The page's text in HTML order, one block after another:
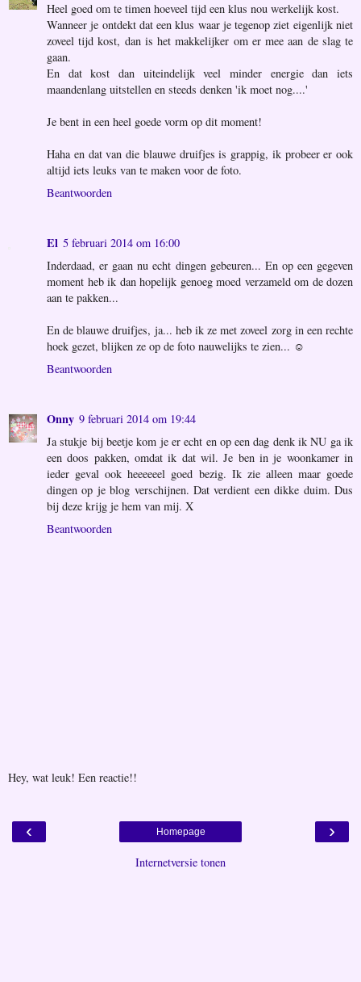
Heel goed om te timen hoeveel tijd een klus nou werkelijk kost.
Wanneer je ontdekt dat een klus waar je tegenop ziet eigenlijk niet
zoveel tijd kost, dan is het makkelijker om er mee aan de slag te
gaan.
En dat kost dan uiteindelijk veel minder energie dan iets
maandenlang uitstellen en steeds denken 'ik moet nog....'
Je bent in een heel goede vorm op dit moment!
Haha en dat van die blauwe druifjes is grappig, ik probeer er ook
altijd iets leuks van te maken voor de foto.
Beantwoorden
El 5 februari 2014 om 16:00
Inderdaad, er gaan nu echt dingen gebeuren... En op een gegeven
moment heb ik dan hopelijk genoeg moed verzameld om de dozen
aan te pakken...
En de blauwe druifjes, ja... heb ik ze met zoveel zorg in een rechte
hoek gezet, blijken ze op de foto nauwelijks te zien... ☺
Beantwoorden
Onny 9 februari 2014 om 19:44
Ja stukje bij beetje kom je er echt en op een dag denk ik NU ga ik
een doos pakken, omdat ik dat wil. Je ben in je woonkamer in
ieder geval ook heeeeeel goed bezig. Ik zie alleen maar goede
dingen op je blog verschijnen. Dat verdient een dikke duim. Dus
bij deze krijg je hem van mij. X
Beantwoorden
Hey, wat leuk! Een reactie!!
‹ ›
Homepage
Internetversie tonen